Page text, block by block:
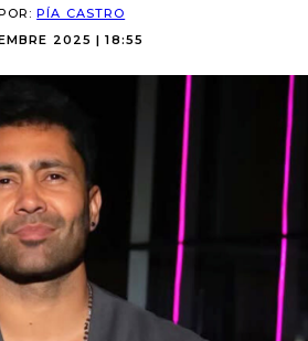
PÍA CASTRO
2025 | 18:55